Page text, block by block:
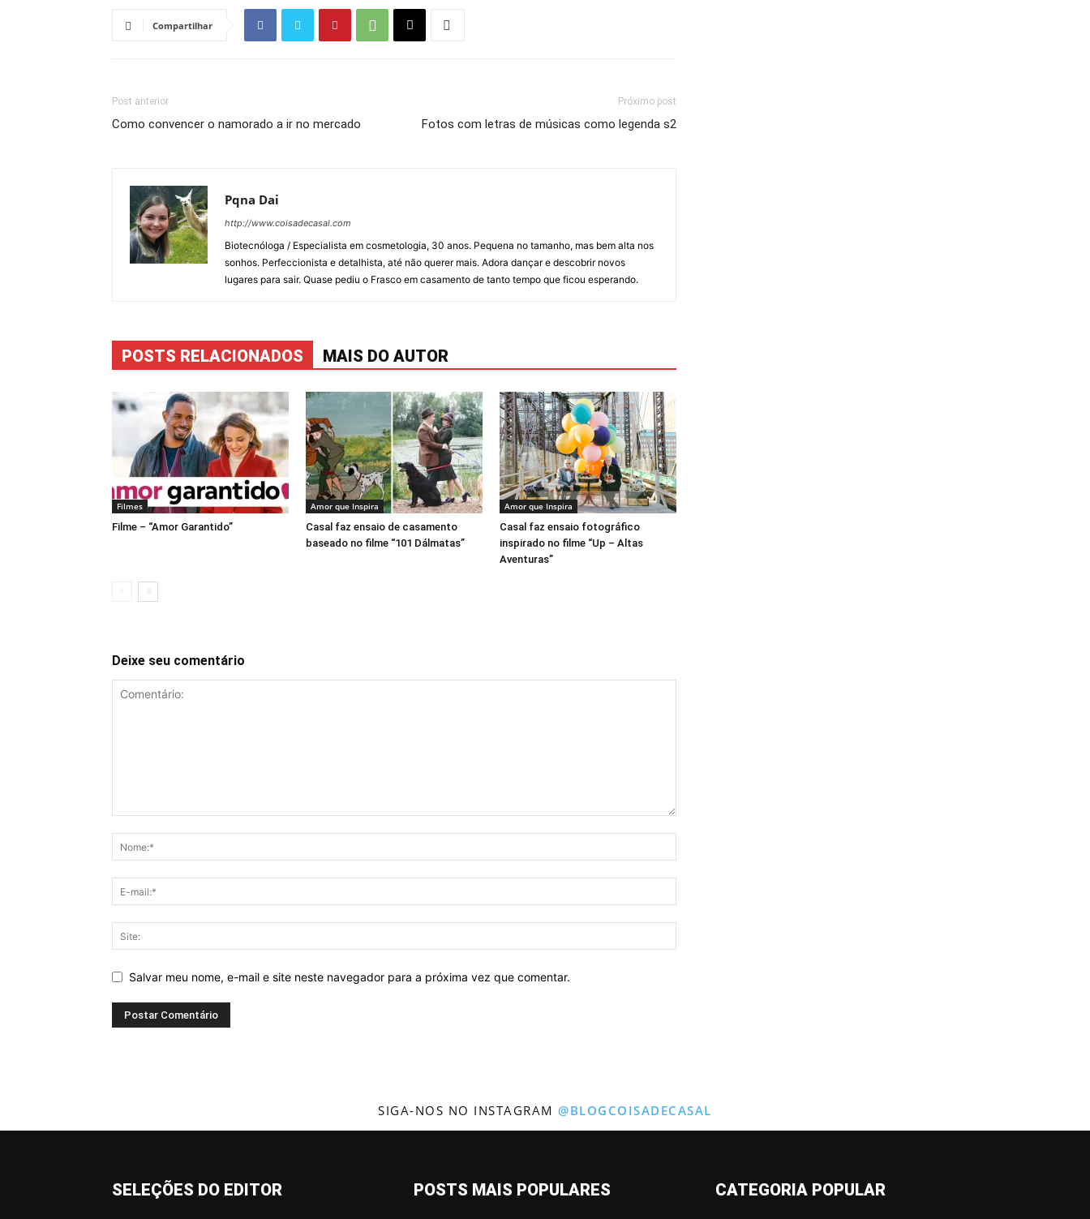
Compartilhar
Post anterior
Como convencer o namorado a ir no mercado
Próximo post
Fotos com letras de músicas como legenda s2
Pqna Dai
http://www.coisadecasal.com
Biotecnóloga / Especialista em cosmetologia, 30 anos. Pequena no tamanho, mas bem alta nos
sonhos. Perfeccionista e detalhista, até não querer mais. Adora dançar e descobrir novos
lugares para sair. Quase pediu o Frasco em casamento de tanto tempo que ficou esperando.
POSTS RELACIONADOS MAIS DO AUTOR
Filmes
Filme – “Amor Garantido”
Amor que Inspira
Casal faz ensaio de casamento
baseado no filme “101 Dálmatas”
Amor que Inspira
Casal faz ensaio fotográfico
inspirado no filme “Up – Altas
Aventuras”
Deixe seu comentário
Salvar meu nome, e-mail e site neste navegador para a próxima vez que comentar.
SIGA-NOS NO INSTAGRAM@BLOGCOISADECASAL
SELEÇÕES DO EDITOR POSTS MAIS POPULARES CATEGORIA POPULAR